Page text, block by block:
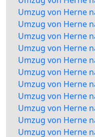
Umzug von Herne
Umzug von Herne
Umzug von Herne
Umzug von Herne
Umzug von Herne
Umzug von Herne
Umzug von Herne
Umzug von Herne
Umzug von Herne
Umzug von Herne
Umzug von Herne